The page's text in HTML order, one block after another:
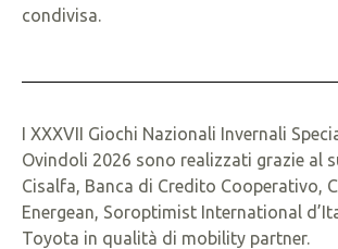
condivisa.
I XXXVII Giochi Nazionali Invernali
Ovindoli 2026 sono realizzati grazie al
Cisalfa, Banca di Credito Cooperativo,
Energean, Soroptimist International
Toyota in qualità di mobility partner.